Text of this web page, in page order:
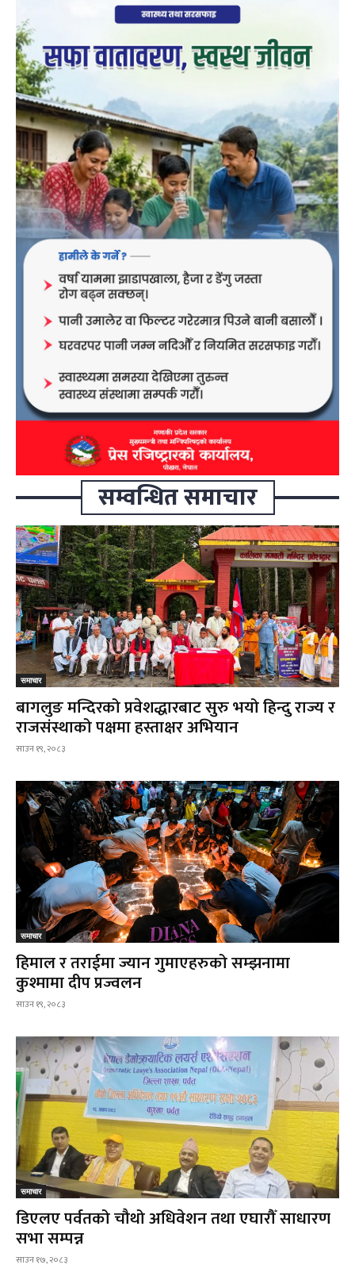
सम्वन्धित समाचार
समाचार
बागलुङ मन्दिरको प्रवेशद्धारबाट सुरु भयो हिन्दु राज्य र
राजसंस्थाको पक्षमा हस्ताक्षर अभियान
साउन १९, २०८३
समाचार
हिमाल र तराईमा ज्यान गुमाएहरुको सम्झनामा
कुश्मामा दीप प्रज्वलन
साउन १९, २०८३
समाचार
डिएलए पर्वतको चौथो अधिवेशन तथा एघारौँ साधारण
सभा सम्पन्न
साउन १७, २०८३